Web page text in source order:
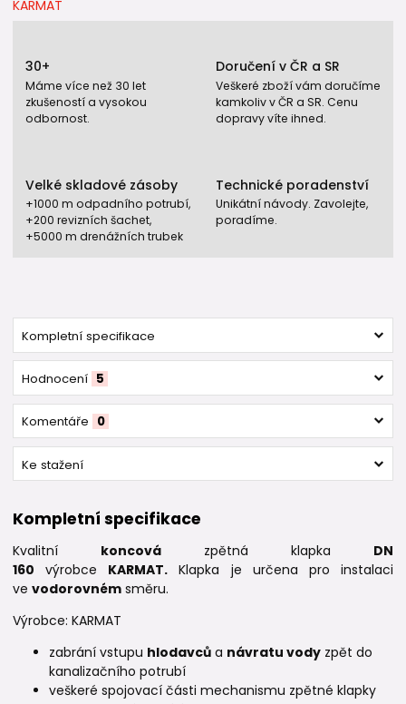
30+
Máme více než 30 let
zkušeností a vysokou
odbornost.
Doručení v ČR a SR
Veškeré zboží vám doručíme
kamkoliv v ČR a SR. Cenu
dopravy víte ihned.
Velké skladové zásoby
+1000 m odpadního potrubí,
+200 revizních šachet,
+5000 m drenážních trubek
Technické poradenství
Unikátní návody. Zavolejte,
poradíme.
Kompletní specifikace
Hodnocení 5
Komentáře 0
Ke stažení
Kompletní specifikace
Kvalitní koncová zpětná klapka DN
160 výrobce KARMAT. Klapka je určena pro instalaci
ve vodorovném směru.
Výrobce: KARMAT
zabrání vstupu hlodavců a návratu vody zpět do
kanalizačního potrubí
veškeré spojovací části mechanismu zpětné klapky